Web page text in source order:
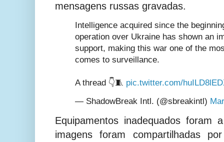
mensagens russas gravadas.
Intelligence acquired since the
operation over Ukraine has shown an
support, making this war one of the
comes to surveillance.
A thread 👇🧵 pic.twitter.com/
— ShadowBreak Intl. (@sbreakintl)
Equipamentos inadequados foram
imagens foram compartilhadas